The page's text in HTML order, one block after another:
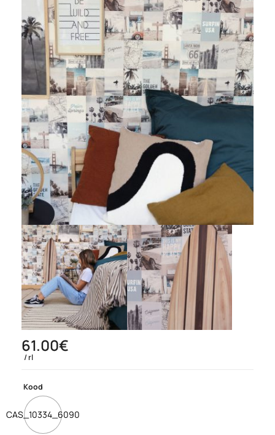
61.00€
rl
Kood
CAS_10334_6090